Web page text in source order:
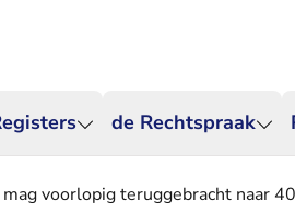
de Rechtspraak
voorlopig teruggebracht naar